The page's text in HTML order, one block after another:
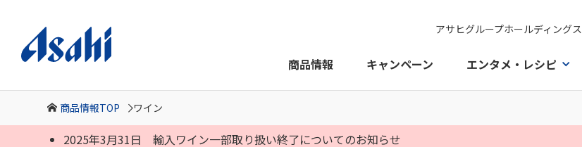
アサヒグループホールディングス
商品情報
キャンペーン エンタメ・レシピ
商品情報TOP ワイン
2025年3月31日 輸入ワイン一部取り扱い終了についてのお知らせ